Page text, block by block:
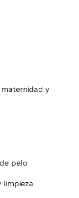
maternidad y
pelo
limpieza